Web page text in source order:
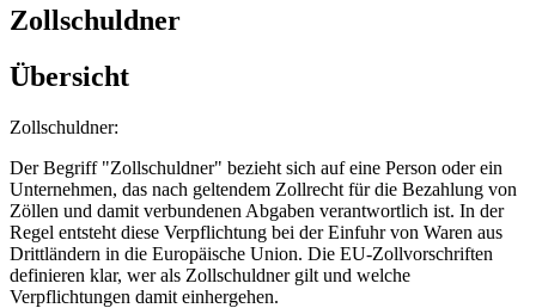
Zollschuldner
Übersicht
Zollschuldner:
Der Begriff "Zollschuldner" bezieht sich auf eine Person oder ein
Unternehmen, das nach geltendem Zollrecht für die Bezahlung von
Zöllen und damit verbundenen Abgaben verantwortlich ist. In der
Regel entsteht diese Verpflichtung bei der Einfuhr von Waren aus
Drittländern in die Europäische Union. Die EU-Zollvorschriften
definieren klar, wer als Zollschuldner gilt und welche
Verpflichtungen damit einhergehen.